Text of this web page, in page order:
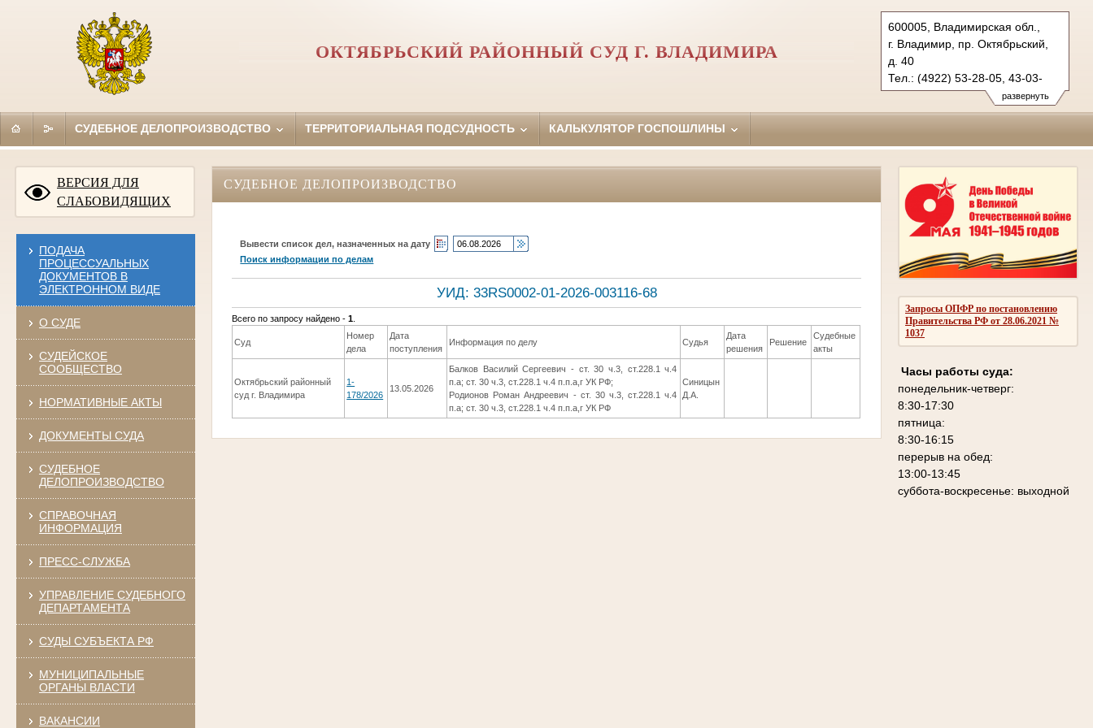
развернуть
600005, Владимирская обл.,
г. Владимир, пр. Октябрьский,
д. 40
Тел.: (4922) 53-28-05, 43-03-
66 (ф.)
oktiabrsky.wld@sudrf.ru
ОКТЯБРЬСКИЙ РАЙОННЫЙ СУД Г. ВЛАДИМИРА
СУДЕБНОЕ ДЕЛОПРОИЗВОДСТВО ТЕРРИТОРИАЛЬНАЯ ПОДСУДНОСТЬ КАЛЬКУЛЯТОР ГОСПОШЛИНЫ
ВЕРСИЯ ДЛЯ
СЛАБОВИДЯЩИХ
ПОДАЧА
ПРОЦЕССУАЛЬНЫХ
ДОКУМЕНТОВ В
ЭЛЕКТРОННОМ ВИДЕ
О СУДЕ
СУДЕЙСКОЕ
СООБЩЕСТВО
НОРМАТИВНЫЕ АКТЫ
ДОКУМЕНТЫ СУДА
СУДЕБНОЕ
ДЕЛОПРОИЗВОДСТВО
СПРАВОЧНАЯ
ИНФОРМАЦИЯ
ПРЕСС-СЛУЖБА
УПРАВЛЕНИЕ СУДЕБНОГО
ДЕПАРТАМЕНТА
СУДЫ СУБЪЕКТА РФ
МУНИЦИПАЛЬНЫЕ
ОРГАНЫ ВЛАСТИ
ВАКАНСИИ
Запросы ОПФР по постановлению
Правительства РФ от 28.06.2021 №
1037
Часы работы суда:
понедельник-четверг:
8:30-17:30
пятница:
8:30-16:15
перерыв на обед:
13:00-13:45
суббота-воскресенье: выходной
СУДЕБНОЕ ДЕЛОПРОИЗВОДСТВО
Вывести список дел, назначенных на дату
Поиск информации по делам
УИД: 33RS0002-01-2026-003116-68
Всего по запросу найдено -1
Суд
Номер
дела
Дата
поступления
Информация по делу Судья
Дата
решения
Решение
Судебные
акты
Октябрьский районный
суд г. Владимира
1-
178/2026
13.05.2026
Балков Василий Сергеевич - ст. 30 ч.3, ст.228.1 ч.4
п.а; ст. 30 ч.3, ст.228.1 ч.4 п.п.а,г УК РФ;
Родионов Роман Андреевич - ст. 30 ч.3, ст.228.1 ч.4
п.а; ст. 30 ч.3, ст.228.1 ч.4 п.п.а,г УК РФ
Синицын
Д.А.